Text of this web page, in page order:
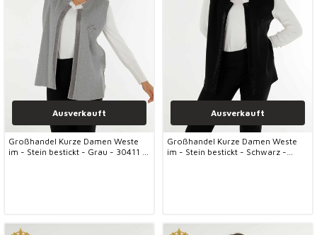
Ausverkauft
Großhandel Kurze Damen Weste
im - Stein bestickt - Grau - 30411 |
Ausverkauft
Großhandel Kurze Damen Weste
im - Stein bestickt - Schwarz -